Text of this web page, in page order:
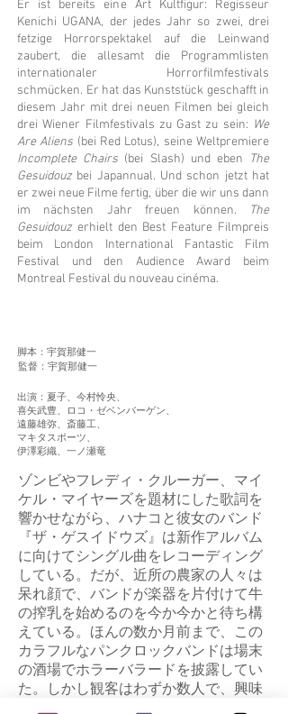
Er ist bereits eine Art Kultfigur: Regisseur
Kenichi UGANA, der jedes Jahr so zwei, drei
fetzige Horrorspektakel auf die Leinwand
zaubert, die allesamt die Programmlisten
internationaler Horrorfilmfestivals
schmücken. Er hat das Kunststück geschafft in
diesem Jahr mit drei neuen Filmen bei gleich
drei Wiener Filmfestivals zu Gast zu sein: We
Are Aliens (bei Red Lotus), seine Weltpremiere
Incomplete Chairs (bei Slash) und eben The
Gesuidouzbei Japannual. Und schon jetzt hat
er zwei neue Filme fertig, über die wir uns dann
im nächsten Jahr freuen können.
The
Gesuidouzerhielt den Best Feature Filmpreis
beim London International Fantastic Film
Festival und den Audience Award beim
Montreal Festival du nouveau cinéma.
脚本：宇賀那健一
監督：宇賀那健一
出演：夏子、今村怜央、
喜矢武豊、ロコ・ゼベンバーゲン、
遠藤雄弥、斎藤工、
マキタスポーツ、
伊澤彩織、一ノ瀬竜
ゾンビやフレディ・クルーガー、マイ
ケル・マイヤーズを題材にした歌詞を
響かせながら、ハナコと彼女のバンド
『ザ・ゲスイドウズ』は新作アルバム
に向けてシングル曲をレコーディング
している。だが、近所の農家の人々は
呆れ顔で、バンドが楽器を片付けて牛
の搾乳を始めるのを今か今かと待ち構
えている。ほんの数か月前まで、この
カラフルなパンクロックバンドは場末
の酒場でホラーバラードを披露してい
た。しかし観客はわずか数人で、興味
なさげに店内をうろつくだけ。マネー